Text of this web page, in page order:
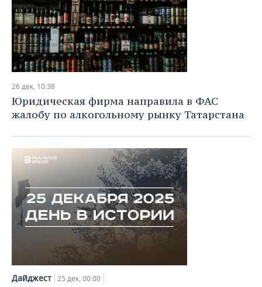
26 дек, 10:38
Юридическая фирма направила в ФАС
жалобу по алкогольному рынку Татарстана
Дайджест 25 дек, 00:00